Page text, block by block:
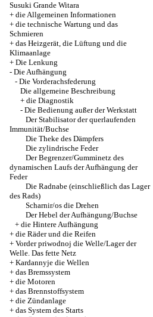
Susuki Grande Witara
+ die Allgemeinen Informationen
+ die technische Wartung und das
Schmieren
+ das Heizgerät, die Lüftung und die
Klimaanlage
+ Die Lenkung
- Die Aufhängung
- Die Vorderachsfederung
Die allgemeine Beschreibung
+ die Diagnostik
- Die Bedienung außer der Werkstatt
Der Stabilisator der querlaufenden
Immunität/Buchse
Die Theke des Dämpfers
Die zylindrische Feder
Der Begrenzer/Gumminetz des
dynamischen Laufs der Aufhängung der
Feder
Die Radnabe (einschließlich das Lager
des Rads)
Scharnir/os die Drehen
Der Hebel der Aufhängung/Buchse
+ die Hintere Aufhängung
+ die Räder und die Reifen
+ Vorder priwodnoj die Welle/Lager der
Welle. Das fette Netz
+ Kardannyje die Wellen
+ das Bremssystem
+ die Motoren
+ das Brennstoffsystem
+ die Zündanlage
+ das System des Starts